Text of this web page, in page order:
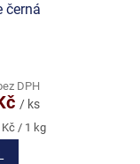
černá
DPH
/ ks
Kč / 1 kg